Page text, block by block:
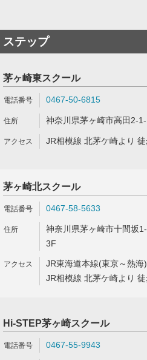
ステップ
茅ヶ崎東スクール
0467-50-6815
神奈川県茅ヶ崎市高田2-
JR相模線 北茅ケ崎より
茅ヶ崎北スクール
0467-58-5633
神奈川県茅ヶ崎市十間坂
3F
JR東海道本線(東京～熱
JR相模線 北茅ケ崎より
Hi-STEP茅ヶ崎スクール
0467-55-9943